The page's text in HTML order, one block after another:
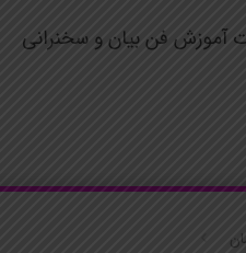
آموزش فن بیان و سخنرانی